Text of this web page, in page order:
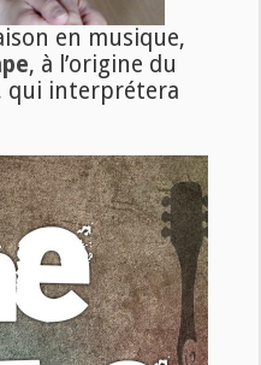
en musique,
, à l’origine du
qui interprétera